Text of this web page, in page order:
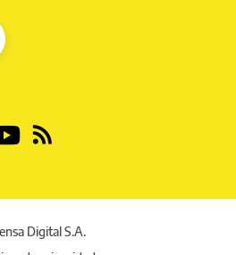
Digital S.A.